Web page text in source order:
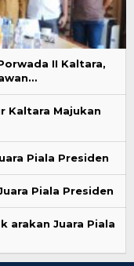
II Kaltara,
Kaltara Majukan
Piala Presiden
Piala Presiden
arakan Juara Piala